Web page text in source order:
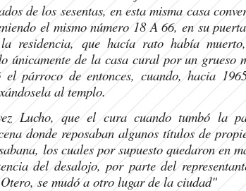
de los sesentas, en esta misma casa
el mismo número 18 A 66, en su
residencia, que hacía rato había
únicamente de la casa cural por un grueso
párroco de entonces, cuando, hacia
al templo.
Lucho, que el cura cuando tumbó la
donde reposaban algunos títulos de
los cuales por supuesto quedaron en
del desalojo, por parte del
se mudó a otro lugar de la ciudad"